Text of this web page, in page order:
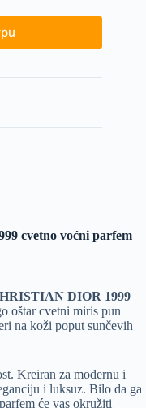
cvetno voćni parfem
DIOR 1999
oštar cvetni miris pun
na koži poput sunčevih
Kreiran za modernu i
i luksuz. Bilo da ga
će vas okružiti